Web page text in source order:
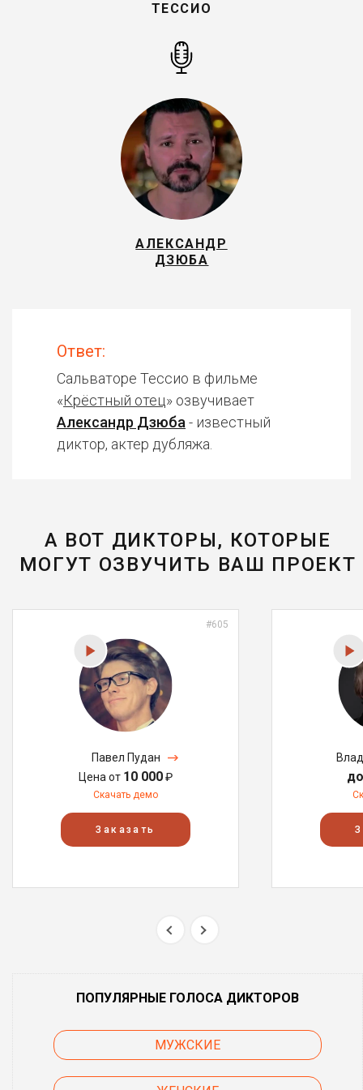
ТЕССИО
АЛЕКСАНДР
ДЗЮБА
Ответ:
Сальваторе Тессио в фильме
«Крёстный отец» озвучивает
Александр Дзюба - известный
диктор, актер дубляжа.
А ВОТ ДИКТОРЫ, КОТОРЫЕ
МОГУТ ОЗВУЧИТЬ ВАШ ПРОЕКТ
#605
Павел Пудан
Цена от 10 000₽
Скачать демо
Заказать
ПОПУЛЯРНЫЕ ГОЛОСА ДИКТОРОВ
МУЖСКИЕ